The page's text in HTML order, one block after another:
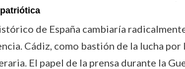
de España cambiaría
Cádiz, como bastión de la lucha
El papel de la prensa durante la